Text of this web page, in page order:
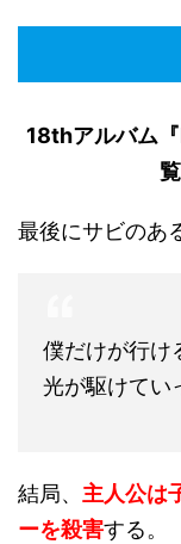
18thアルバム
最後にサビのあ
僕だけが行け
光が駆けてい
結局、 主人公は
ーを殺害する。